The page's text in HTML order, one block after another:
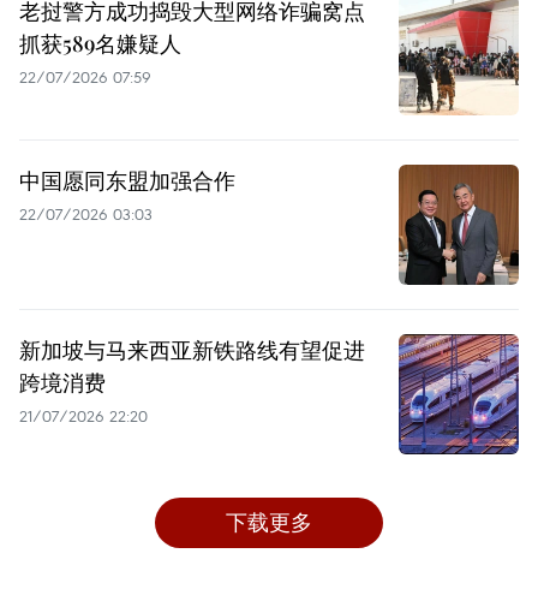
老挝警方成功捣毁大型网络诈骗窝点
抓获589名嫌疑人
22/07/2026 07:59
中国愿同东盟加强合作
22/07/2026 03:03
新加坡与马来西亚新铁路线有望促进
跨境消费
21/07/2026 22:20
下载更多